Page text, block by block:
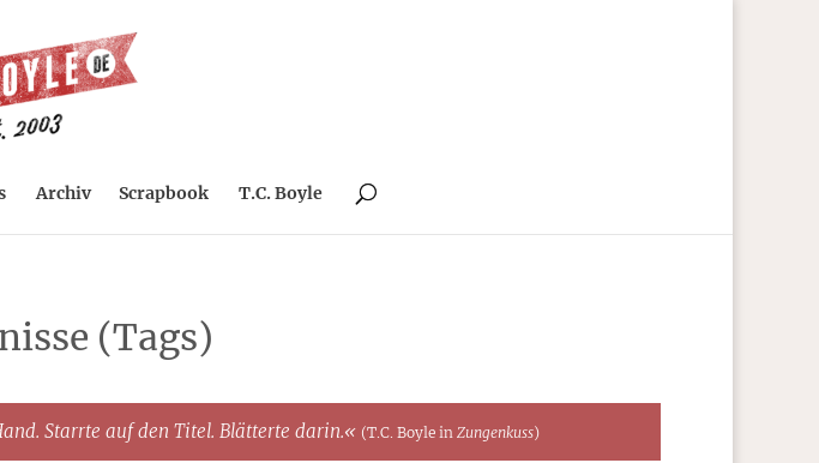
Archiv Scrapbook T.C. Boyle
(Tags)
Starrte auf den Titel. Blätterte darin.« (T.C. Boyle in Zungenkuss)